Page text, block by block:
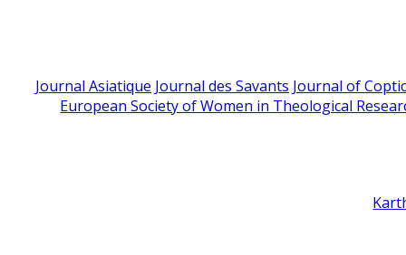
Journal Asiatique Journal des Savants Journal of
European Society of Women in Theological